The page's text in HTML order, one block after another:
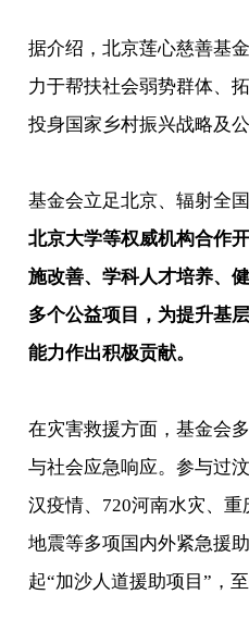
据介绍，北京莲心慈善基
力于帮扶社会弱势群体、
投身国家乡村振兴战略及
基金会立足北京、辐射全国
北京大学等权威机构合作
施改善、学科人才培养、
多个公益项目，为提升基
能力作出积极贡献。
在灾害救援方面，基金会
与社会应急响应。参与过
汉疫情、720河南水灾、
地震等多项国内外紧急援
起“加沙人道援助项目”，